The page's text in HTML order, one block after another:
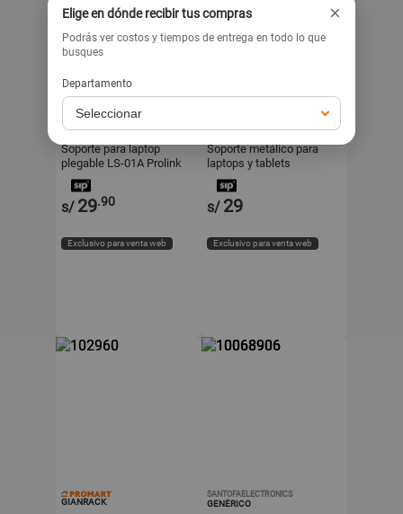
PROLINK
Soporte para laptop
plegable LS-01A Prolink
s/ 29.90
Exclusivo para venta web
SOMOSTEL
Soporte metálico para
laptops y tablets
s/ 29
Exclusivo para venta web
GIANRACK
SANTOFAELECTRONICS
GENÉRICO
Elige en dónde recibir tus compras ×
Podrás ver costos y tiempos de entrega en todo lo que
busques
Departamento